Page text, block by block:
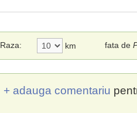
Raza: km fata de
+ adauga comentariu